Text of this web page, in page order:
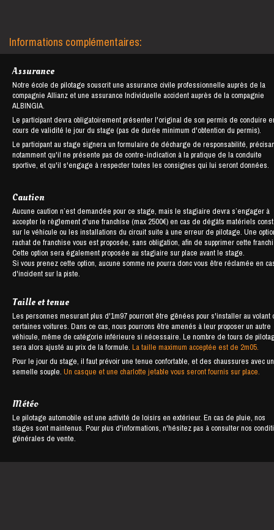
Informations complémentaires:
Assurance
Notre école de pilotage souscrit une assurance civile professionnelle auprès de la
compagnie Allianz et une assurance Individuelle accident auprès de la compagnie
ALBINGIA.
Le participant devra obligatoirement présenter l'original de son permis de conduire
cours de validité le jour du stage (pas de durée minimum d'obtention du permis).
Le participant au stage signera un formulaire de décharge de responsabilité,
notamment qu'il ne présente pas de contre-indication à la pratique de la conduite
sportive, et qu'il s'engage à respecter toutes les consignes qui lui seront données.
Caution
Aucune caution n’est demandée pour ce stage, mais le stagiaire devra s’engager à
accepter le règlement d'une franchise (max 2500€) en cas de dégâts matériels
sur le véhicule ou les installations du circuit suite à une erreur de pilotage. Une
rachat de franchise vous est proposée, sans obligation, afin de supprimer cette
Cette option sera également proposée au stagiaire sur place avant le stage.
Si vous prenez cette option, aucune somme ne pourra donc vous être réclamée en
d'incident sur la piste.
Taille et tenue
Les personnes mesurant plus d'1m97 pourront être gênées pour s'installer au volant
certaines voitures. Dans ce cas, nous pourrons être amenés à leur proposer un autre
véhicule, même de catégorie inférieure si nécessaire. Le nombre de tours de
sera alors ajusté au prix de la formule.La taille maximum acceptée est de 2m05.
Pour le jour du stage, il faut prévoir une tenue confortable, et des chaussures avec
semelle souple.Un casque et une charlotte jetable vous seront fournis sur place.
Météo
Le pilotage automobile est une activité de loisirs en extérieur. En cas de pluie, nos
stages sont maintenus. Pour plus d'informations, n'hésitez pas à consulter nos
générales de vente.